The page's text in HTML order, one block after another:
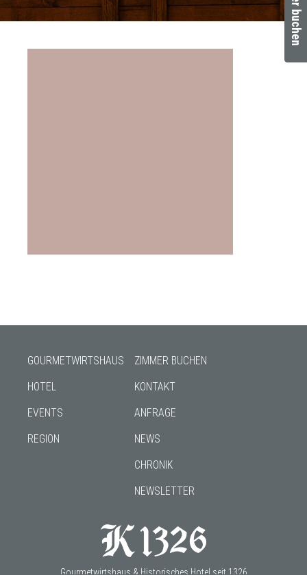
GOURMETWIRTSHAUS
HOTEL
EVENTS
REGION
ZIMMER BUCHEN
KONTAKT
ANFRAGE
NEWS
CHRONIK
NEWSLETTER
Gourmetwirtshaus & Historisches Hotel seit 1326